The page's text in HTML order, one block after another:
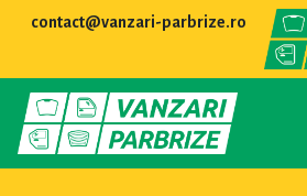
contact@vanzari-parbrize.ro